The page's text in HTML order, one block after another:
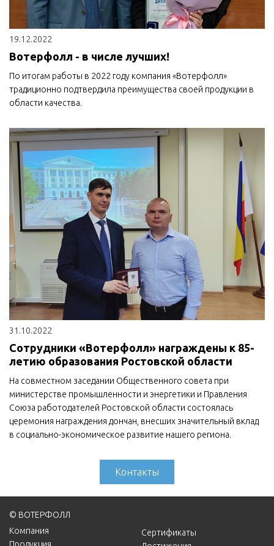
19.12.2022
Вотерфолл - в числе лучших!
По итогам работы в 2022 году компания «Вотерфолл»
традиционно подтвердила преимущества своей продукции в
области качества.
31.10.2022
Сотрудники «Вотерфолл» награждены к 85-
летию образования Ростовской области
На совместном заседании Общественного совета при
министерстве промышленности и энергетики и Правления
Союза работодателей Ростовской области состоялась
церемония награждения дончан, внесших значительный вклад
в социально-экономическое развитие нашего региона.
Контакты
© ВОТЕРФОЛЛ
Компания
Продукция
Сертификаты